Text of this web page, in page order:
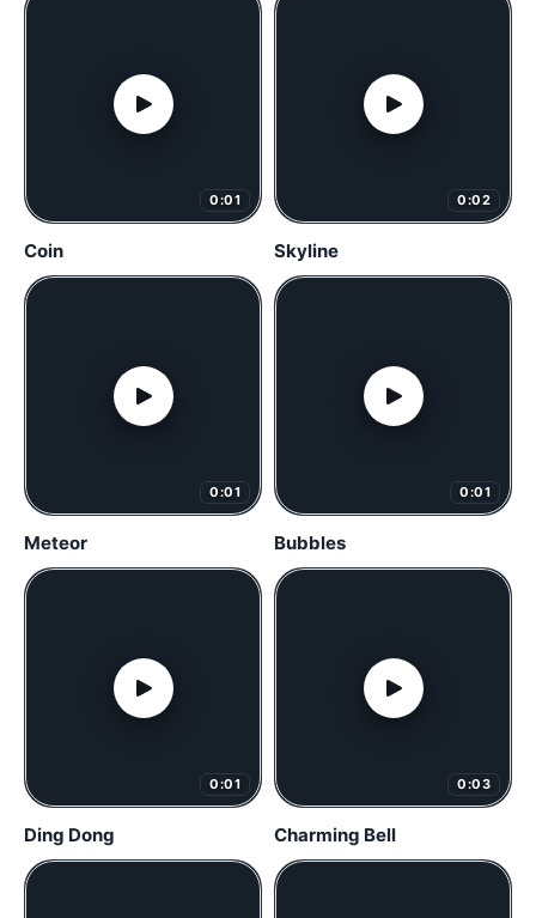
0:01
Coin
0:02
Skyline
0:01
Meteor
0:01
Bubbles
0:01
Ding Dong
0:03
Charming Bell